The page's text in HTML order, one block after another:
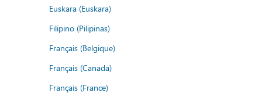
Euskara (Euskara)
Filipino (Pilipinas)
Français (Belgique)
Français (Canada)
Français (France)